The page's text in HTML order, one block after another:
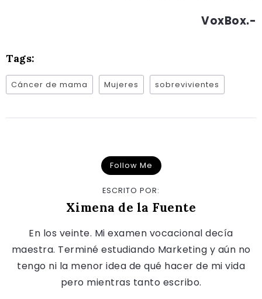
VoxBox.-
Tags:
Cáncer de mama Mujeres sobrevivientes
Follow Me
ESCRITO POR:
Ximena de la Fuente
En los veinte. Mi examen vocacional decía
maestra. Terminé estudiando Marketing y aún no
tengo ni la menor idea de qué hacer de mi vida
pero mientras tanto escribo.